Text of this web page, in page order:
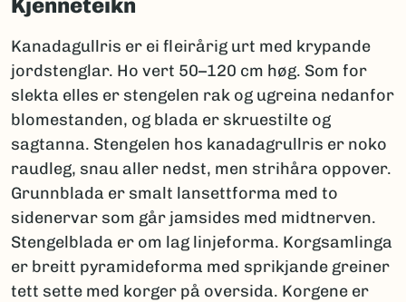
Kanadagullris er ei fleirårig urt med krypande
jordstenglar. Ho vert 50–120 cm høg. Som for
slekta elles er stengelen rak og ugreina nedanfor
blomestanden, og blada er skruestilte og
sagtanna. Stengelen hos kanadagrullris er noko
raudleg, snau aller nedst, men strihåra oppover.
Grunnblada er smalt lansettforma med to
sidenervar som går jamsides med midtnerven.
Stengelblada er om lag linjeforma. Korgsamlinga
er breitt pyramideforma med sprikjande greiner
tett sette med korger på oversida. Korgene er